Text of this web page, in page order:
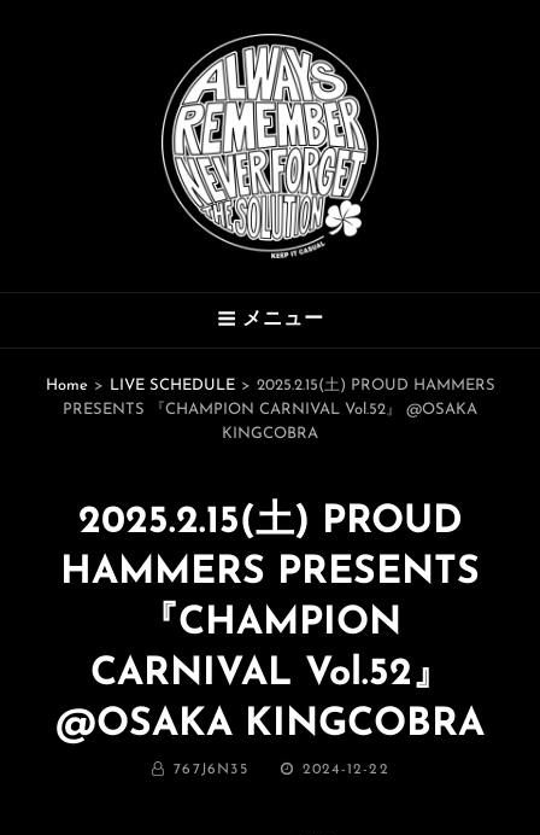
THE SOLUTION
Hard Mod Collective
メニュー
Home > LIVE SCHEDULE > 2025.2.15(土) PROUD HAMMERS
PRESENTS 『CHAMPION CARNIVAL Vol.52』 @OSAKA
KINGCOBRA
2025.2.15(土) PROUD
HAMMERS PRESENTS
『CHAMPION
CARNIVAL Vol.52』
@OSAKA KINGCOBRA
BY 767J6N35
投
2024-12-22